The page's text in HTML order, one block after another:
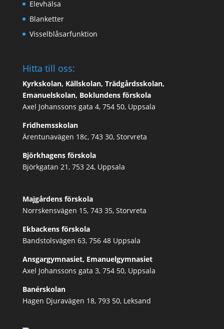
Elevhälsa
Blanketter
Visselblåsarfunktion
Hitta till oss:
Kyrkskolan, Källskolan, Trädgårdsskolan,
Emanuelskolan, Boklundens förskola
Axel Johanssons gata 4, 754 50, Uppsala
Fridhemsskolan
Ärentunavägen 18c, 743 30, Storvreta
Björkhagens förskola
Björkgatan 21, 753 24, Uppsala
Majgårdens förskola
Norrskensvägen 15, 743 35, Storvreta
Ekbackens förskola
Bandstolsvägen 63, 756 48 Uppsala
Ansgargymnasiet, Emanuelgymnasiet
Axel Johanssons gata 3, 754 50, Uppsala
Banérskolan
Hagen Djuravägen 18, 793 50, Leksand